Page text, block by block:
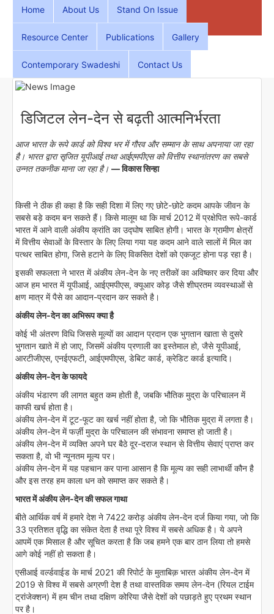
Home About Us Stand On Issue
Resource Center Publications Gallery
Contemporary Swadeshi Contact Us
डिजिटल लेन-देन से बढ़ती आत्मनिर्भरता
आज भारत के रूपे कार्ड को विश्व भर में गौरव और सम्मान के साथ अपनाया जा रहा
है। भारत द्वारा सृजित यूपीआई तथा आईएमपीएस को वित्तीय स्थानांतरण का सबसे
उन्नत तकनीक माना जा रहा है। — विकास सिन्हा
किसी ने ठीक ही कहा है कि सही दिशा में लिए गए छोटे-छोटे कदम आपके जीवन के
सबसे बड़े कदम बन सकते हैं। किसे मालूम था कि मार्च 2012 में प्रक्षेपित रूपे-कार्ड
भारत में आने वाली अंकीय क्रांति का उद्घोष साबित होगी। भारत के ग्रामीण क्षेत्रों
में वित्तीय सेवाओं के विस्तार के लिए लिया गया यह कदम आने वाले सालों में मिल का
पत्थर साबित होगा, जिसे हटाने के लिए विकसित देशों को एकजूट होना पड़ रहा है।
इसकी सफलता ने भारत में अंकीय लेन-देन के नए तरीकों का अविष्कार कर दिया और
आज हम भारत में यूपीआई, आईएमपीएस, क्यूआर कोड़ जैसे शीघ्रतम व्यवस्थाओं से
क्षण मात्र में पैसे का आदान-प्रदान कर सकते है।
अंकीय लेन-देन का अभिरूप क्या है
कोई भी अंतरण विधि जिससे मूल्यों का आदान प्रदान एक भुगतान खाता से दुसरे
भुगतान खाते में हो जाए, जिसमें अंकीय प्रणाली का इस्तेमाल हो, जैसे यूपीआई,
आरटीजीएस, एनईएफटी, आईएमपीएस, डेबिट कार्ड, क्रेडिट कार्ड इत्यादि।
अंकीय लेन-देन के फायदे
अंकीय भंडारण की लागत बहुत कम होती है, जबकि भौतिक मुद्रा के परिचालन में
काफी खर्च होता है।
अंकीय लेन-देन में टूट-फूट का खर्च नहीं होता है, जो कि भौतिक मुद्रा में लगता है।
अंकीय लेन-देन में फर्ज़ी मुद्रा के परिचालन की संभावना समाप्त हो जाती है।
अंकीय लेन-देन में व्यक्ति अपने घर बैठे दूर-दराज स्थान से वित्तीय सेवाएं प्राप्त कर
सकता है, वो भी न्यूनतम मूल्य पर।
अंकीय लेन-देन में यह पहचान कर पाना आसान है कि मूल्य का सही लाभार्थी कौन है
और इस तरह हम काला धन को समाप्त कर सकते है।
भारत में अंकीय लेन-देन की सफल गाथा
बीते आर्थिक वर्ष में हमारे देश ने 7422 करोड़ अंकीय लेन-देन दर्ज किया गया, जो कि
33 प्रतिशत वृद्धि का संकेत देता है तथा पूरे विश्व में सबसे अधिक है। ये अपने
आपमें एक मिसाल है और सूचित करता है कि जब हमने एक बार ठान लिया तो हमसे
आगे कोई नहीं हो सकता है।
एसीआई वर्ल्डवाईड के मार्च 2021 की रिपोर्ट के मुताबिक़ भारत अंकीय लेन-देन में
2019 से विश्व में सबसे अग्रणी देश है तथा वास्तविक समय लेन-देन (रियल टाईम
ट्रांजेक्शन) में हम चीन तथा दक्षिण कोरिया जैसे देशों को पछाड़ते हुए प्रथम स्थान
पर है।